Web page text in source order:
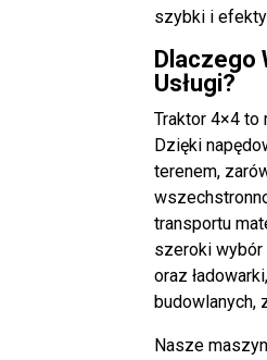
szybki i
Dlaczego
Usługi?
Traktor 4×4 to
Dzięki
terenem,
transportu
szeroki wybór
oraz
budowlanych,
Nasze